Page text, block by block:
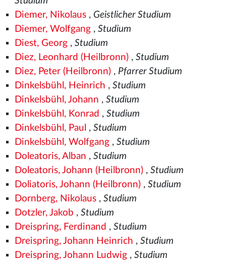
Diemer, Nikolaus, Geistlicher Studium
Diemer, Wolfgang, Studium
Diest, Georg, Studium
Diez, Leonhard (Heilbronn), Studium
Diez, Peter (Heilbronn), Pfarrer Studium
Dinkelsbühl, Heinrich , Studium
Dinkelsbühl, Johann , Studium
Dinkelsbühl, Konrad , Studium
Dinkelsbühl, Paul , Studium
Dinkelsbühl, Wolfgang, Studium
Doleatoris, Alban , Studium
Doleatoris, Johann (Heilbronn), Studium
Doliatoris, Johann (Heilbronn), Studium
Dornberg, Nikolaus, Studium
Dotzler, Jakob , Studium
Dreispring, Ferdinand , Studium
Dreispring, Johann Heinrich , Studium
Dreispring, Johann Ludwig, Studium